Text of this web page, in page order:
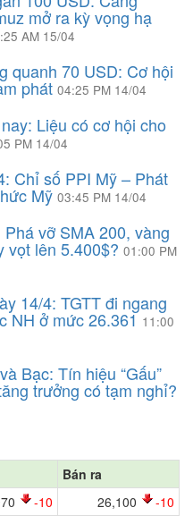
mở ra kỳ vọng hạ
AM 15/04
quanh 70 USD: Cơ hội
phát 04:25 PM 14/04
Liệu có cơ hội cho
PM 14/04
Chỉ số PPI Mỹ – Phát
Mỹ 03:45 PM 14/04
vỡ SMA 200, vàng
vọt lên 5.400$? 01:00 PM
14/4: TGTT đi ngang
NH ở mức 26.361 11:00
Bạc: Tín hiệu “Gấu”
trưởng có tạm nghỉ?
Bán ra
-10 26,100 -10